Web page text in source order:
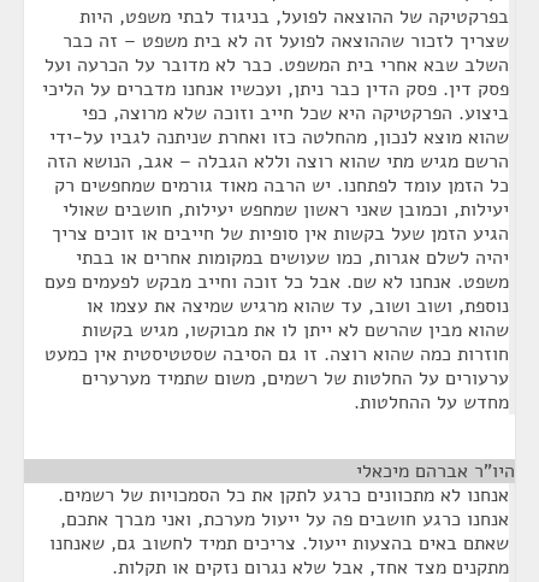
בפרקטיקה של ההוצאה לפועל, בניגוד לבתי משפט, היות
שצריך לזכור שההוצאה לפועל זה לא בית משפט – זה כבר
השלב שבא אחרי בית המשפט. כבר לא מדובר על הכרעה ועל
פסק דין. פסק הדין כבר ניתן, ועכשיו אנחנו מדברים על הליכי
ביצוע. הפרקטיקה היא שכל חייב וזוכה שלא מרוצה, כפי
שהוא מוצא לנכון, מהחלטה כזו ואחרת שניתנה לגביו על-ידי
הרשם מגיש מתי שהוא רוצה וללא הגבלה – אגב, הנושא הזה
כל הזמן עומד לפתחנו. יש הרבה מאוד גורמים שמחפשים רק
יעילות, וכמובן שאני ראשון שמחפש יעילות, חושבים שאולי
הגיע הזמן שעל בקשות אין סופיות של חייבים או זוכים צריך
יהיה לשלם אגרות, כמו שעושים במקומות אחרים או בבתי
משפט. אנחנו לא שם. אבל כל זוכה וחייב מבקש לפעמים פעם
נוספת, ושוב ושוב, עד שהוא מרגיש שמיצה את עצמו או
שהוא מבין שהרשם לא ייתן לו את מבוקשו, מגיש בקשות
חוזרות כמה שהוא רוצה. זו גם הסיבה שסטטיסטית אין כמעט
ערעורים על החלטות של רשמים, משום שתמיד מערערים
מחדש על ההחלטות.
היו"ר אברהם מיכאלי
אנחנו לא מתכוונים כרגע לתקן את כל הסמכויות של רשמים.
אנחנו כרגע חושבים פה על ייעול מערכת, ואני מברך אתכם,
שאתם באים בהצעות ייעול. צריכים תמיד לחשוב גם, שאנחנו
מתקנים מצד אחד, אבל שלא נגרום נזקים או תקלות.